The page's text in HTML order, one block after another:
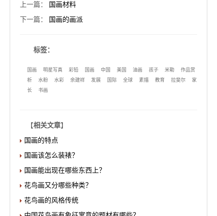
上一篇：
国画材料
下一篇： 国画的画派
标签：
国画 明星写真 彩铅 国画 中国 美国 油画 孩子 米勒
作品赏
析
水粉 水彩 余建祥 发展 国际 全球 素描 教育 拉斐尔
家
长
书画
【相关文章】
国画的特点
国画该怎么装裱？
国画能出现在哪些东西上？
花鸟画又分哪些种类？
花鸟画的风格传统